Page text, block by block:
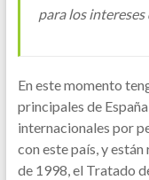
para los intereses
En este momento
principales de
internacionales por
con este país, y
de 1998, el Tratado